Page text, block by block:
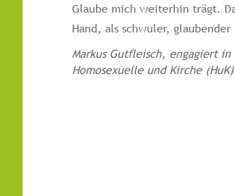
Glaube mich weiterhin trägt.
Hand, als schwuler,
Markus Gutfleisch, engagiert
Homosexuelle und Kirche (HuK)